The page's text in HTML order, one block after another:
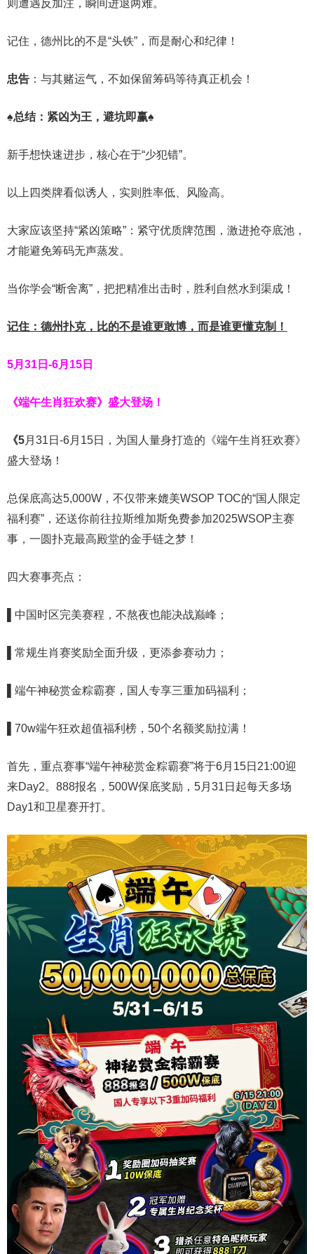
则遭遇反加注，瞬间进退两难。
记住，德州比的不是“头铁”，而是耐心和纪律！
忠告 ：与其赌运气，不如保留筹码等待真正机会！
♠总结：紧凶为王，避坑即赢♠
新手想快速进步，核心在于“少犯错”。
以上四类牌看似诱人，实则胜率低、风险高。
大家应该坚持“紧凶策略”：紧守优质牌范围，激进抢夺底池，
才能避免筹码无声蒸发。
当你学会“断舍离”，把把精准出击时，胜利自然水到渠成！
记住：德州扑克，比的不是谁更敢博，而是谁更懂克制！
5月31日-6月15日
《端午生肖狂欢赛》盛大登场！
《5月31日-6月15日，为国人量身打造的《端午生肖狂欢赛》
盛大登场！
总保底高达5,000W，不仅带来媲美WSOP TOC的“国人限定
福利赛”，还送你前往拉斯维加斯免费参加2025WSOP主赛
事，一圆扑克最高殿堂的金手链之梦！
四大赛事亮点：
▌中国时区完美赛程，不熬夜也能决战巅峰；
▌常规生肖赛奖励全面升级，更添参赛动力；
▌端午神秘赏金粽霸赛，国人专享三重加码福利；
▌70w端午狂欢超值福利榜，50个名额奖励拉满！
首先，重点赛事“端午神秘赏金粽霸赛”将于6月15日21:00迎
来Day2。888报名，500W保底奖励，5月31日起每天多场
Day1和卫星赛开打。